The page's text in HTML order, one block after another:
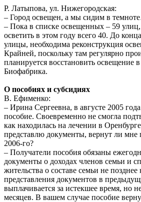
Р. Латыпова, ул. Нижегородская:
– Город освещен, а мы сидим в
– Пока в списке освещенных – 59
осветить в этом году всего 40. До
улицы, необходима реконструкция
Крайней, поскольку там регулярно
планируется восстановить освещение
Биофабрика.
О пособиях и субсидиях
В. Ефименко:
– Ирина Сергеевна, в августе 2005
пособие. Своевременно не смогла
как находилась на лечении в
представлю документы, вернут ли мне
2006-го?
– Получатели пособия обязаны
документы о доходах членов семьи и
жительства о составе семьи не позднее
представления документов в
выплачивается за истекшее время, но
месяцев. В вашем случае пособие